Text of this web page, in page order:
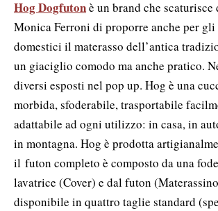
Hog Dogfutonè un brand che scaturisce
Monica Ferroni di proporre anche per
domestici il materasso dell’antica
un giaciglio comodo ma anche pratico.
diversi esposti nel pop up. Hog è una
morbida, sfoderabile, trasportabile
adattabile ad ogni utilizzo: in casa, in
in montagna. Hog è prodotta
il futon completo è composto da una
lavatrice (Cover) e dal futon
disponibile in quattro taglie standard